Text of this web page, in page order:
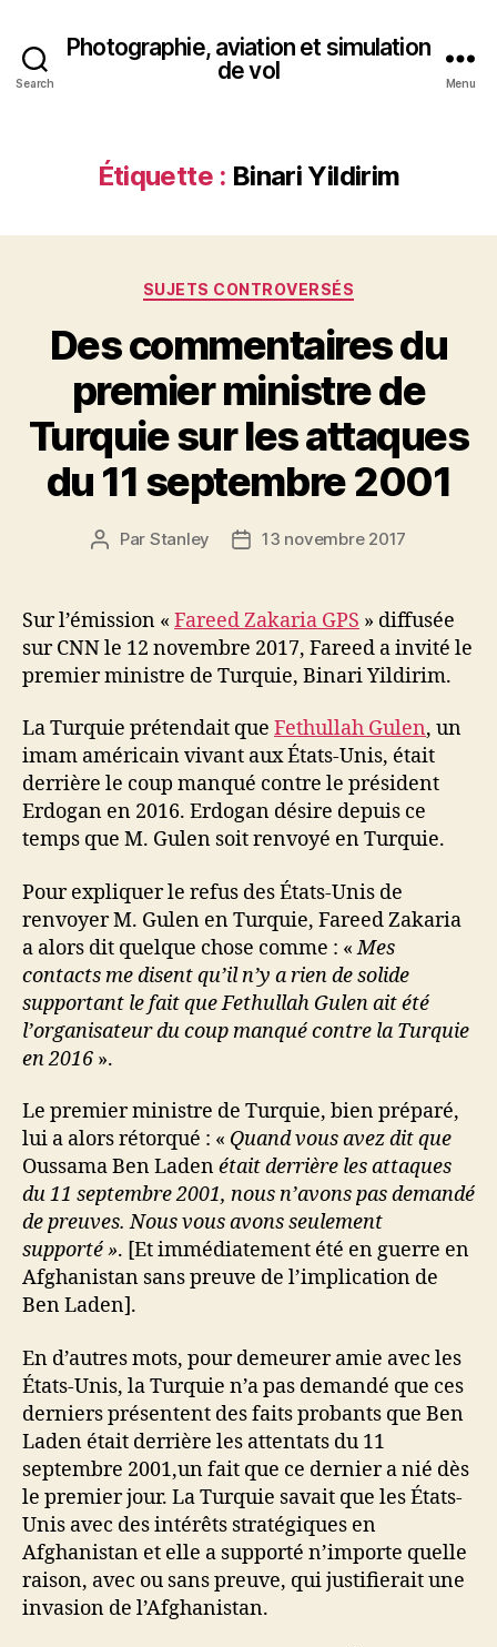
Search
Photographie, aviation et simulation
de vol
Menu
Étiquette : Binari Yildirim
Catégories
SUJETS CONTROVERSÉS
Des commentaires du
premier ministre de
Turquie sur les attaques
du 11 septembre 2001
Auteur
Par Stanley
Date13 novembre 2017
Sur l’émission « Fareed Zakaria GPS » diffusée
sur CNN le 12 novembre 2017, Fareed a invité le
premier ministre de Turquie, Binari Yildirim.
La Turquie prétendait que Fethullah Gulen, un
imam américain vivant aux États-Unis, était
derrière le coup manqué contre le président
Erdogan en 2016. Erdogan désire depuis ce
temps que M. Gulen soit renvoyé en Turquie.
Pour expliquer le refus des États-Unis de
renvoyer M. Gulen en Turquie, Fareed Zakaria
a alors dit quelque chose comme : «Mes
contacts me disent qu’il n’y a rien de solide
supportant le fait que Fethullah Gulen ait été
l’organisateur du coup manqué contre la Turquie
en 2016 ».
Le premier ministre de Turquie, bien préparé,
lui a alors rétorqué : « Quand vous avez dit que
Oussama Ben Ladenétait derrière les attaques
du 11 septembre 2001, nous n’avons pas demandé
de preuves. Nous vous avons seulement
supporté ». [Et immédiatement été en guerre en
Afghanistan sans preuve de l’implication de
Ben Laden].
En d’autres mots, pour demeurer amie avec les
États-Unis, la Turquie n’a pas demandé que ces
derniers présentent des faits probants que Ben
Laden était derrière les attentats du 11
septembre 2001,un fait que ce dernier a nié dès
le premier jour. La Turquie savait que les États-
Unis avec des intérêts stratégiques en
Afghanistan et elle a supporté n’importe quelle
raison, avec ou sans preuve, qui justifierait une
invasion de l’Afghanistan.